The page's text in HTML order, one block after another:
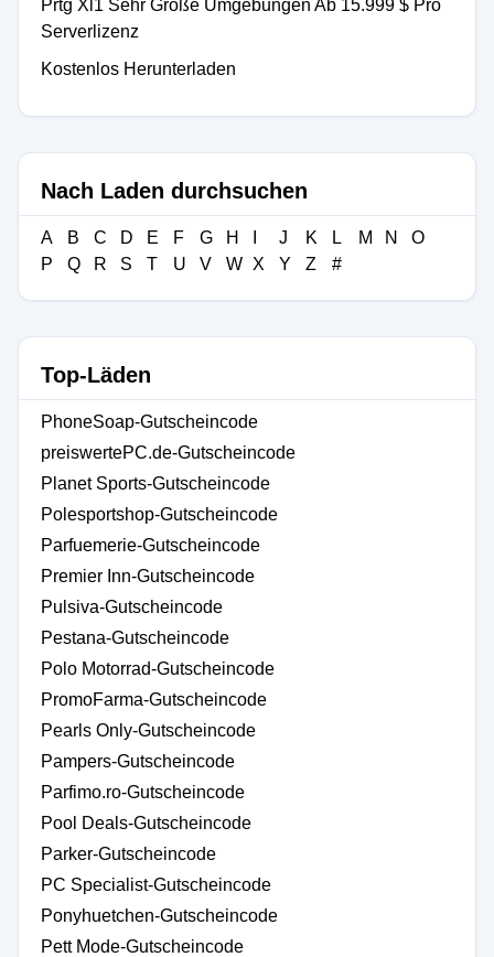
Prtg Xl1 Sehr Große Umgebungen Ab 15.999 $ Pro
Serverlizenz
Kostenlos Herunterladen
Nach Laden durchsuchen
A B C D E F G H J K L M N
O
P
Q R S T U V W X Y Z #
Top-Läden
PhoneSoap-Gutscheincode
preiswertePC.de-Gutscheincode
Planet Sports-Gutscheincode
Polesportshop-Gutscheincode
Parfuemerie-Gutscheincode
Premier Inn-Gutscheincode
Pulsiva-Gutscheincode
Pestana-Gutscheincode
Polo Motorrad-Gutscheincode
PromoFarma-Gutscheincode
Pearls Only-Gutscheincode
Pampers-Gutscheincode
Parfimo.ro-Gutscheincode
Pool Deals-Gutscheincode
Parker-Gutscheincode
PC Specialist-Gutscheincode
Ponyhuetchen-Gutscheincode
Pett Mode-Gutscheincode